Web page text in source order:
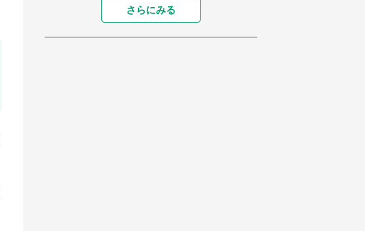
家に〝デカい蛾〟が居座り続けて3
日間...ビビり続けた住人 判明した
〝まさかの正体〟に14万人も困惑
さらにみる